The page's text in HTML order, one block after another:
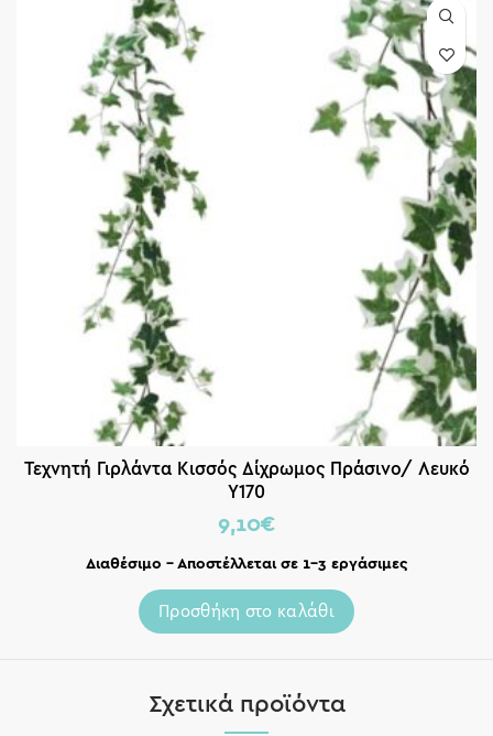
Τεχνητή Γιρλάντα Κισσός Δίχρωμος Πράσινο/ Λευκό
Y170
9,10€
Διαθέσιμο – Αποστέλλεται σε 1-3 εργάσιμες
Προσθήκη στο καλάθι
Σχετικά προϊόντα